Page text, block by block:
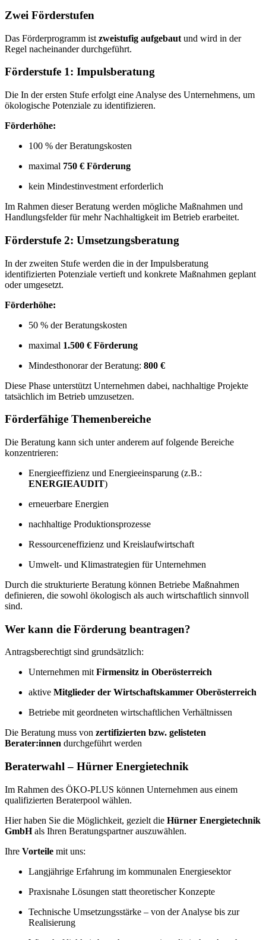
Zwei Förderstufen
Das Förderprogramm ist zweistufig aufgebaut und wird in der
Regel nacheinander durchgeführt.
Förderstufe 1: Impulsberatung
Die In der ersten Stufe erfolgt eine Analyse des Unternehmens, um
ökologische Potenziale zu identifizieren.
Förderhöhe:
100 % der Beratungskosten
maximal 750 € Förderung
kein Mindestinvestment erforderlich
Im Rahmen dieser Beratung werden mögliche Maßnahmen und
Handlungsfelder für mehr Nachhaltigkeit im Betrieb erarbeitet.
Förderstufe 2: Umsetzungsberatung
In der zweiten Stufe werden die in der Impulsberatung
identifizierten Potenziale vertieft und konkrete Maßnahmen geplant
oder umgesetzt.
Förderhöhe:
50 % der Beratungskosten
maximal 1.500 € Förderung
Mindesthonorar der Beratung: 800 €
Diese Phase unterstützt Unternehmen dabei, nachhaltige Projekte
tatsächlich im Betrieb umzusetzen.
Förderfähige Themenbereiche
Die Beratung kann sich unter anderem auf folgende Bereiche
konzentrieren:
Energieeffizienz und Energieeinsparung (z.B.:
ENERGIEAUDIT)
erneuerbare Energien
nachhaltige Produktionsprozesse
Ressourceneffizienz und Kreislaufwirtschaft
Umwelt- und Klimastrategien für Unternehmen
Durch die strukturierte Beratung können Betriebe Maßnahmen
definieren, die sowohl ökologisch als auch wirtschaftlich sinnvoll
sind.
Wer kann die Förderung beantragen?
Antragsberechtigt sind grundsätzlich:
Unternehmen mitFirmensitz in Oberösterreich
aktive Mitglieder der Wirtschaftskammer Oberösterreich
Betriebe mit geordneten wirtschaftlichen Verhältnissen
Die Beratung muss von zertifizierten bzw. gelisteten
Berater:innen durchgeführt werden
Beraterwahl – Hürner Energietechnik
Im Rahmen des ÖKO-PLUS können Unternehmen aus einem
qualifizierten Beraterpool wählen.
Hier haben Sie die Möglichkeit, gezielt die Hürner Energietechnik
GmbHals Ihren Beratungspartner auszuwählen.
Ihre Vorteile mit uns:
Langjährige Erfahrung im kommunalen Energiesektor
Praxisnahe Lösungen statt theoretischer Konzepte
Technische Umsetzungsstärke – von der Analyse bis zur
Realisierung